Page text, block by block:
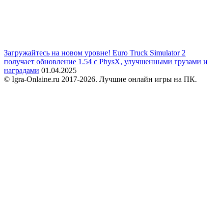
Загружайтесь на новом уровне! Euro Truck Simulator 2
получает обновление 1.54 с PhysX, улучшенными грузами и
наградами 01.04.2025
© Igra-Onlaine.ru 2017-2026. Лучшие онлайн игры на ПК.